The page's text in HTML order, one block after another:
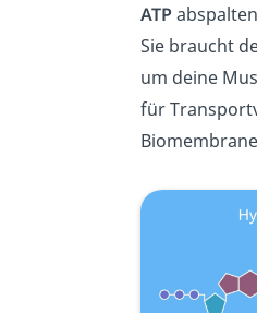
ATP
Sie braucht
um deine
für